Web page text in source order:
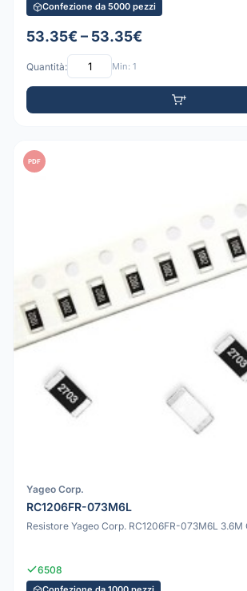
Confezione da 5000 pezzi
53.35€ – 53.35€
Quantità: Min: 1
PDF
Yageo Corp.
RC1206FR-073M6L
Resistore Yageo Corp. RC1206FR-073M6L 3.6M
6508